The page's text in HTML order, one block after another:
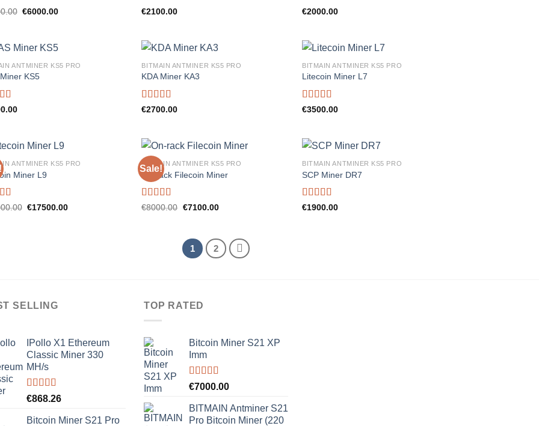
5.00Original
€6000.00Current
Rated 5.00
€2100.00 Rated 5.00
€2000.00
ANTMINER KS5 PRO
KS5
5.00
BITMAIN ANTMINER KS5 PRO
KDA Miner KA3
Rated 5.00
€2700.00
BITMAIN ANTMINER KS5 PRO
Litecoin Miner L7
Rated 5.00
€3500.00
ANTMINER KS5 PRO
Miner L9
5.00 Original
€17500.00Current
Sale!
BITMAIN ANTMINER KS5 PRO
On-rack Filecoin Miner
Rated5.00
€8000.00 Original
€7100.00Current
BITMAIN ANTMINER KS5 PRO
SCP Miner DR7
Rated 5.00
€1900.00
1 2
SELLING
IPollo X1 Ethereum
Classic Miner 330
MH/s
Rated5.00
€868.26
Bitcoin Miner S21 Pro
TOP RATED
Bitcoin Miner S21 XP
Imm
Rated5.00
€7000.00
BITMAIN Antminer S21
Pro Bitcoin Miner (220